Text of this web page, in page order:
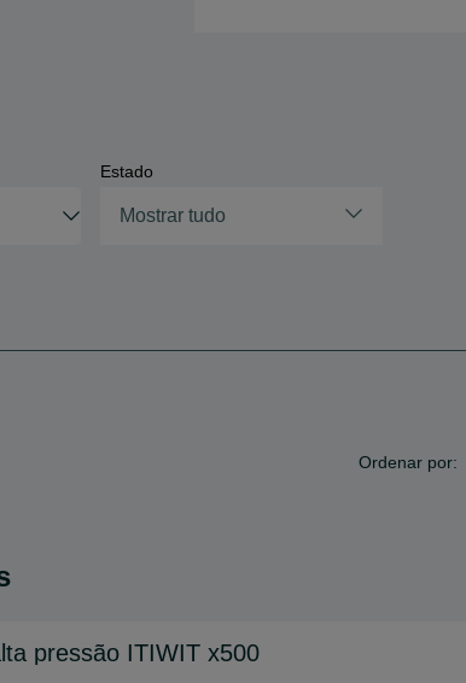
Estado
Mostrar tudo
Ordenar por:
pressão ITIWIT x500